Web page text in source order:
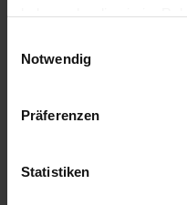
Notwendig
Präferenzen
Statistiken
würdevoll und
Angehörige
gemeinsamen